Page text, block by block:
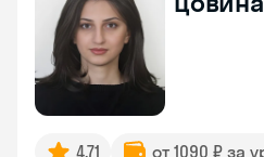
4.71 от 1090 ₽ за